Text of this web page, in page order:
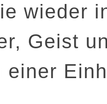
wieder
Geist
einer